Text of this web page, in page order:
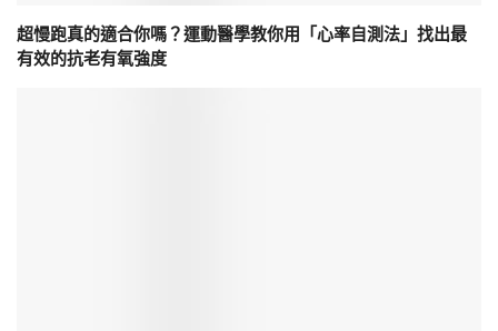
超慢跑真的適合你嗎？運動醫學教你用「心率自測法」找出最
有效的抗老有氧強度